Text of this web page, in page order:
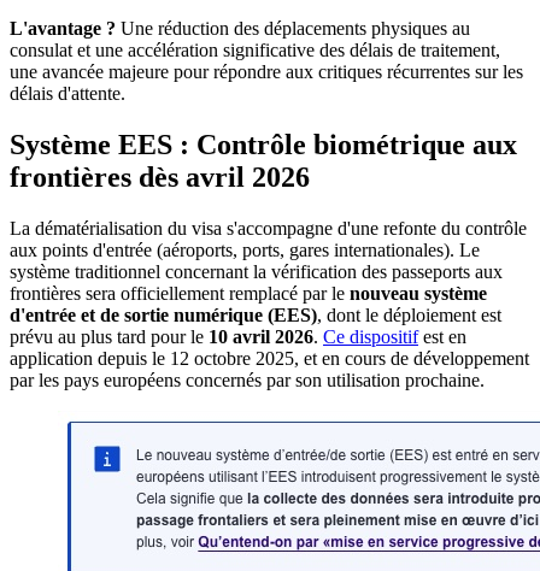
L'avantage ? Une réduction des déplacements physiques au
consulat et une accélération significative des délais de traitement,
une avancée majeure pour répondre aux critiques récurrentes sur les
délais d'attente.
Système EES : Contrôle biométrique aux
frontières dès avril 2026
La dématérialisation du visa s'accompagne d'une refonte du contrôle
aux points d'entrée (aéroports, ports, gares internationales). Le
système traditionnel concernant la vérification des passeports aux
frontières sera officiellement remplacé par le nouveau système
d'entrée et de sortie numérique (EES), dont le déploiement est
prévu au plus tard pour le 10 avril 2026. Ce dispositifest en
application depuis le 12 octobre 2025, et en cours de développement
par les pays européens concernés par son utilisation prochaine.